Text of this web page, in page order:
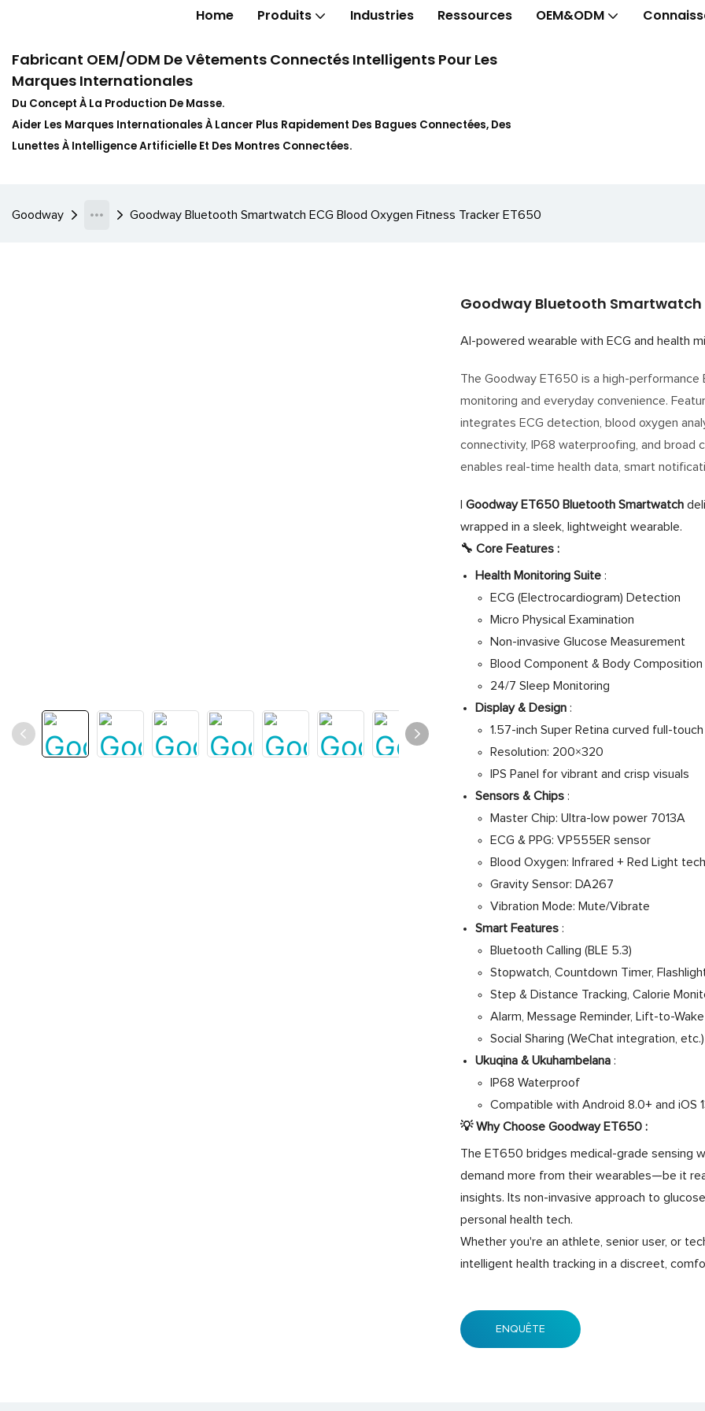
Home Produits Industries Ressources OEM&ODM
Fabricant OEM/ODM De Vêtements Connectés Intelligents Pour Les
Marques Internationales
Du Concept À La Production De Masse.
Aider Les Marques Internationales À Lancer Plus Rapidement Des Bagues Connectées, Des
Lunettes À Intelligence Artificielle Et Des Montres Connectées.
Goodway Goodway Bluetooth Smartwatch ECG Blood Oxygen Fitness Tracker ET650
Goodway Bluetooth Smartwatch
AI-powered wearable with ECG and health
The Goodway ET650 is a high-
monitoring and everyday convenience.
integrates ECG detection, blood oxygen
connectivity, IP68 waterproofing, and broad
enables real-time health data, smart
Goodway ET650 Bluetooth Smartwatch
wrapped in a sleek, lightweight wearable.
🔧 Core Features :
Health Monitoring Suite :
ECG (Electrocardiogram) Detection
Micro Physical Examination
Non-invasive Glucose Measurement
Blood Component & Body
24/7 Sleep Monitoring
Display & Design :
1.57-inch Super Retina curved full-
Resolution: 200×320
IPS Panel for vibrant and crisp visuals
Sensors & Chips :
Master Chip: Ultra-low power 7013A
ECG & PPG: VP555ER sensor
Blood Oxygen: Infrared + Red Light
Gravity Sensor: DA267
Vibration Mode: Mute/Vibrate
Smart Features :
Bluetooth Calling (BLE 5.3)
Stopwatch, Countdown Timer,
Step & Distance Tracking, Calorie
Alarm, Message Reminder, Lift-to-Wake
Social Sharing (WeChat integration, etc.)
Ukuqina & Ukuhambelana :
IP68 Waterproof
Compatible with Android 8.0+ and iOS
💡Why Choose Goodway ET650 :
The ET650 bridges medical-grade sensing
demand more from their wearables—be it
insights. Its non-invasive approach to
personal health tech.
Whether you're an athlete, senior user, or
intelligent health tracking in a discreet,
ENQUÊTE